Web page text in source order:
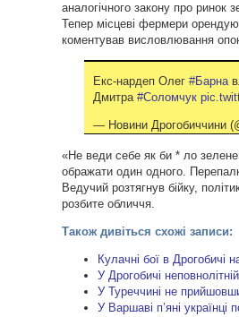
аналогічного закону про ринок
Тепер місцеві фермери
коментував висловлювання
Екс-нардеп Олег#Барна
Дмитра#Соломчук
— Новини Дрогобиччини
«Не веди себе як би * ло
ображати один одного.
Ведучий розтягнув бійку,
розбите обличчя.
Також дивіться схожі записи:
Кулачні бої в Дрогобичі
У Дрогобичі
У Туреччині не
У Варшаві п’яні